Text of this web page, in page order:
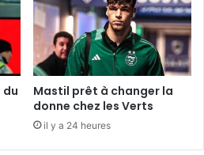
du
Mastil prêt à changer la
donne chez les Verts
il y a 24 heures